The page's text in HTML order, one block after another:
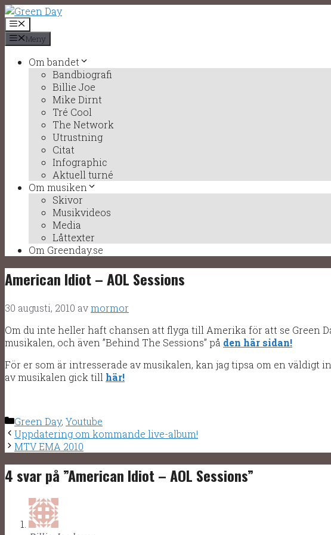
Hoppa
till
innehåll
Meny
Meny
Om bandet
Bandbiografi
Billie Joe
Mike Dirnt
Tré Cool
The Network
Utrustning
Citat
Infographic
Aktuell turné
Om musiken
Skivor
Musikvideos
Media
Låttexter
Om Greenday.se
American Idiot – AOL Sessions
30 augusti, 2010 avmormor
Om du inte heller haft chansen att flyga till Amerika för att se Green
musikalen, och även ”Behind The Sessions” på den här sidan!
För er som är intresserade av musikalen, kan jag tipsa om en väldigt
av musikalen gick till här!
Kategorier
Green Day, Youtube
Uppdatering om kommande live-album!
MTV EMA 2010
4 svar på ”American Idiot – AOL Sessions”